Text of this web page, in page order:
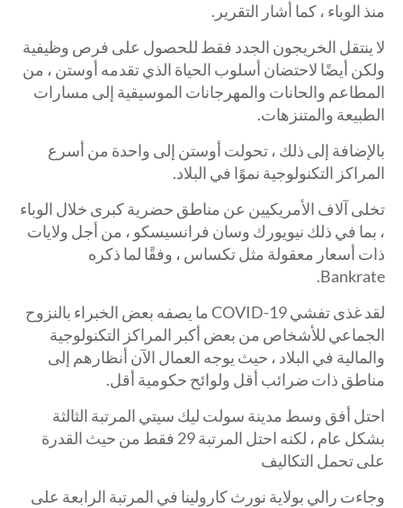
منذ الوباء ، كما أشار التقرير.
لا ينتقل الخريجون الجدد فقط للحصول على فرص وظيفية
ولكن أيضًا لاحتضان أسلوب الحياة الذي تقدمه أوستن ، من
المطاعم والحانات والمهرجانات الموسيقية إلى مسارات
الطبيعة والمتنزهات.
بالإضافة إلى ذلك ، تحولت أوستن إلى واحدة من أسرع
المراكز التكنولوجية نموًا في البلاد.
تخلى آلاف الأمريكيين عن مناطق حضرية كبرى خلال الوباء
، بما في ذلك نيويورك وسان فرانسيسكو ، من أجل ولايات
ذات أسعار معقولة مثل تكساس ، وفقًا لما ذكره
Bankrate.
لقد غذى تفشي COVID-19 ما يصفه بعض الخبراء بالنزوح
الجماعي للأشخاص من بعض أكبر المراكز التكنولوجية
والمالية في البلاد ، حيث يوجه العمال الآن أنظارهم إلى
مناطق ذات ضرائب أقل ولوائح حكومية أقل.
احتل أفق وسط مدينة سولت ليك سيتي المرتبة الثالثة
بشكل عام ، لكنه احتل المرتبة 29 فقط من حيث القدرة
على تحمل التكاليف
وجاءت رالي بولاية نورث كارولينا في المرتبة الرابعة على